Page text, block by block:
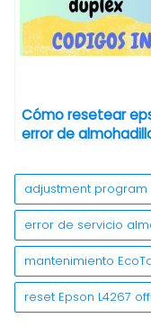
Cómo resetear
error de
adjustment program
error de servicio
mantenimiento
reset Epson L4267